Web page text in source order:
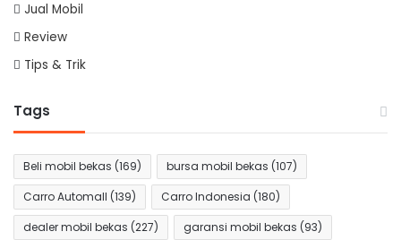
Jual Mobil
Review
Tips & Trik
Tags
Beli mobil bekas (169) bursa mobil bekas (107)
Carro Automall (139) Carro Indonesia (180)
dealer mobil bekas (227) garansi mobil bekas (93)